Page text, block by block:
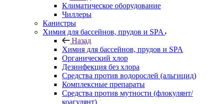
Климатическое оборудование
Чиллеры
Канистры
Химия для бассейнов, прудов и SPA
Назад
Химия для бассейнов, прудов и SPA
Органический хлор
Дезинфекция без хлора
Средства против водорослей (альгицид)
Комплексные препараты
Средства против мутности (флокулянт/
коагулянт)